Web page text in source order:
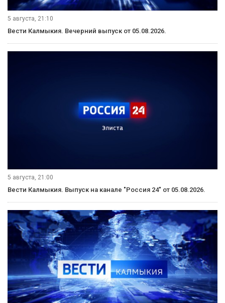
5 августа, 21:10
Вести Калмыкия. Вечерний выпуск от 05.08.2026.
5 августа, 21:00
Вести Калмыкия. Выпуск на канале "Россия 24" от 05.08.2026.